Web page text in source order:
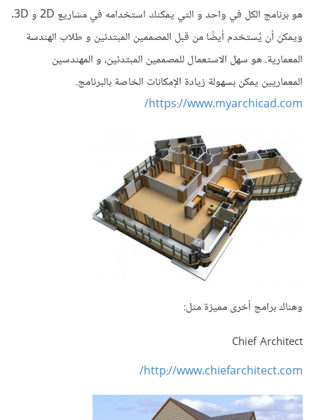
هو برنامج الكل في واحد و التي يمكنك استخدامه في مشاريع 2D و 3D.
ويمكن أن يُستخدم أيضًا من قبل المصممين المبتدئين و طلاب الهندسة
المعمارية. هو سهل الاستعمال للمصممين المبتدئين، و المهندسين
المعماريين يمكن بسهولة زيادة الإمكانات الخاصة بالبرنامج.
https://www.myarchicad.com/
وهناك برامج أخرى مميزة مثل:
Chief Architect
http://www.chiefarchitect.com/